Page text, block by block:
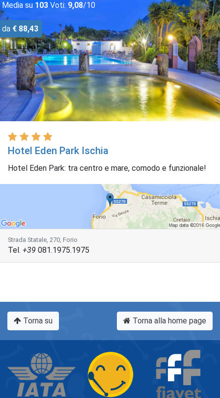
Media su 103 Voti: 9,08/10
da € 88,43
Hotel Eden Park Ischia
Hotel Eden Park: tra centro e mare, comodo e funzionale!
Strada Statale, 270, Forio
Tel. +39 081.1975.1975
Torna su Torna alla home page